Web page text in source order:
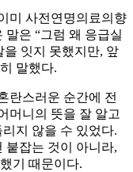
미 사전연명의료의향
은 “그럼 왜 응급실
을 잇지 못했지만, 앞
말했다.
란스러운 순간에 전
머니의 뜻을 잘 알고
지 않을 수 있었다.
붙잡는 것이 아니라,
기 때문이다.